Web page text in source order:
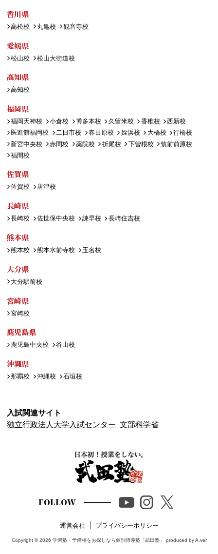
香川県
高松校 丸亀校 観音寺校
愛媛県
松山校 松山大街道校
高知県
高知校
福岡県
福岡天神校 小倉校 博多本校 久留米校 香椎校
西新校
医進館福岡校
二日市校 春日原校 姪浜校 大橋校
行橋校
新宮中央校
赤間校 薬院校 折尾校 下曽根校
筑前前原校
福間校
佐賀県
佐賀校 唐津校
長崎県
長崎校 佐世保中央校 諫早校 長崎住吉校
熊本県
熊本校 熊本水前寺校 玉名校
大分県
大分駅前校
宮崎県
宮崎校
鹿児島県
鹿児島中央校 谷山校
沖縄県
那覇校 沖縄校 石垣校
入試関連サイト
独立行政法人大学入試センター 文部科学省
FOLLOW
運営会社 プライバシーポリシー
Copyright © 2026 学習塾・予備校をお探しなら個別指導塾「武田塾」 produced by A.ver